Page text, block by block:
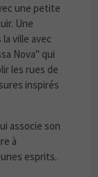
une petite
Une
ville avec
Nova" qui
les rues de
inspirés
associe son
à
esprits.